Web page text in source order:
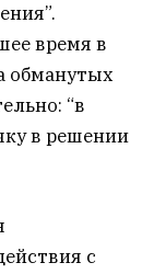
время в
обманутых
“в
в решении
с